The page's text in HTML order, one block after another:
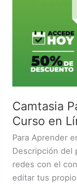
Camtasia
Curso en
Para Aprender
Descripción del
redes con el
editar tus